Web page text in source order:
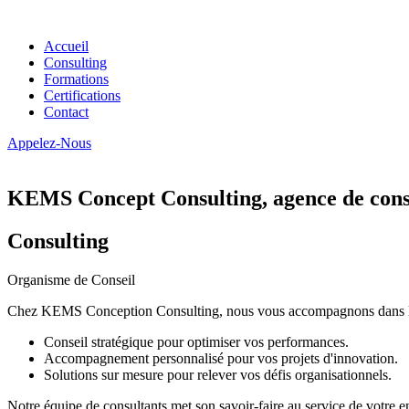
Accueil
Consulting
Formations
Certifications
Contact
Appelez-Nous
KEMS Concept Consulting, agence de
Consulting
Organisme de Conseil
Chez KEMS Conception Consulting, nous vous accompagnons
Conseil stratégique pour optimiser vos performances.
Accompagnement personnalisé pour vos projets d'innovation.
Solutions sur mesure pour relever vos défis organisationnels.
Notre équipe de consultants met son savoir-faire au service de votre